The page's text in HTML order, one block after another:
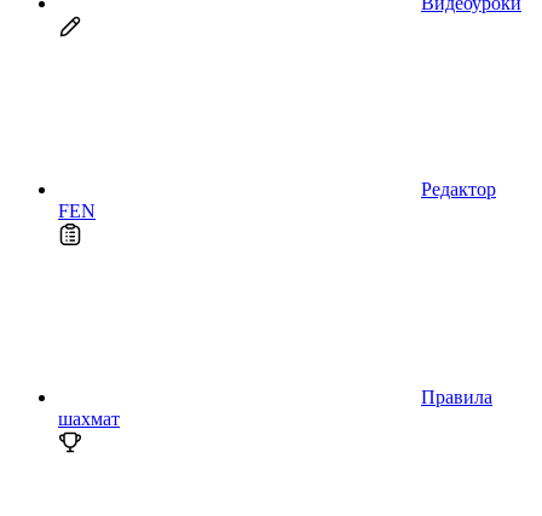
Редактор
FEN
Правила
шахмат